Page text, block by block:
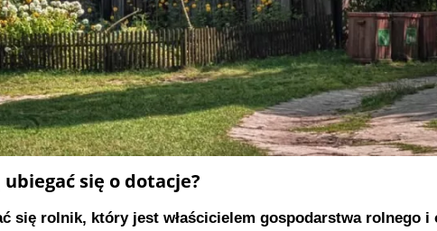
się o dotacje?
się rolnik, który jest właścicielem gospodarstwa rolnego i